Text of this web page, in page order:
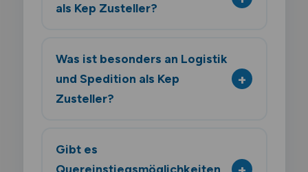
als Kep Zusteller?
Was ist besonders an Logistik
und Spedition als Kep
Zusteller?
Gibt es
Quereinstiegsmöglichkeiten